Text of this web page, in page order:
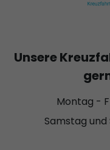
Unsere
Montag -
Samstag und